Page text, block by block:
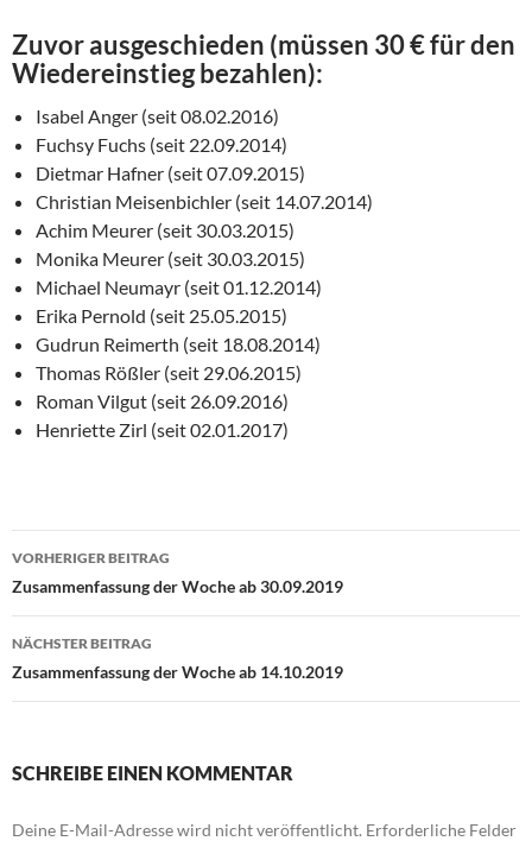
Zuvor ausgeschieden (müssen 30 € für den
Wiedereinstieg bezahlen):
Isabel Anger (seit 08.02.2016)
Fuchsy Fuchs (seit 22.09.2014)
Dietmar Hafner (seit 07.09.2015)
Christian Meisenbichler (seit 14.07.2014)
Achim Meurer (seit 30.03.2015)
Monika Meurer (seit 30.03.2015)
Michael Neumayr (seit 01.12.2014)
Erika Pernold (seit 25.05.2015)
Gudrun Reimerth (seit 18.08.2014)
Thomas Rößler (seit 29.06.2015)
Roman Vilgut (seit 26.09.2016)
Henriette Zirl (seit 02.01.2017)
Beitragsnavigation
VORHERIGER BEITRAG
Zusammenfassung der Woche ab 30.09.2019
NÄCHSTER BEITRAG
Zusammenfassung der Woche ab 14.10.2019
SCHREIBE EINEN KOMMENTAR
Deine E-Mail-Adresse wird nicht veröffentlicht. Erforderliche Felder